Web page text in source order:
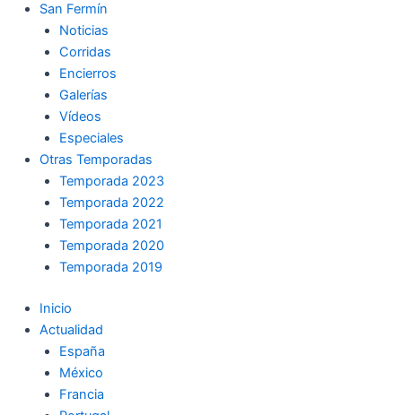
San Fermín
Noticias
Corridas
Encierros
Galerías
Vídeos
Especiales
Otras Temporadas
Temporada 2023
Temporada 2022
Temporada 2021
Temporada 2020
Temporada 2019
Inicio
Actualidad
España
México
Francia